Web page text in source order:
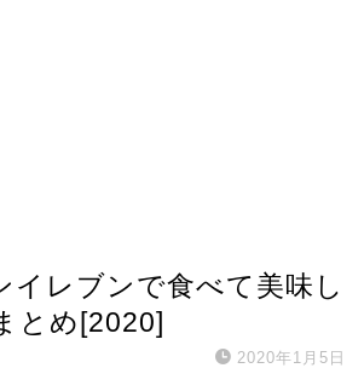
イレブンで食べて美味し
とめ[2020]
2020年1月5日